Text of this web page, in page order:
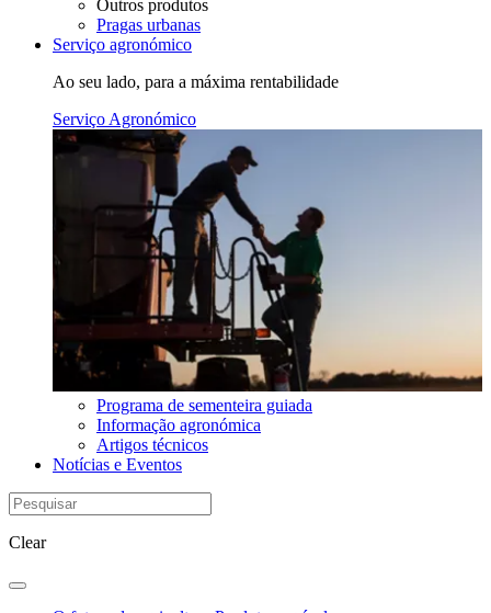
Outros produtos
Pragas urbanas
Serviço agronómico
Ao seu lado, para a máxima rentabilidade
Serviço Agronómico
Programa de sementeira guiada
Informação agronómica
Artigos técnicos
Notícias e Eventos
Clear